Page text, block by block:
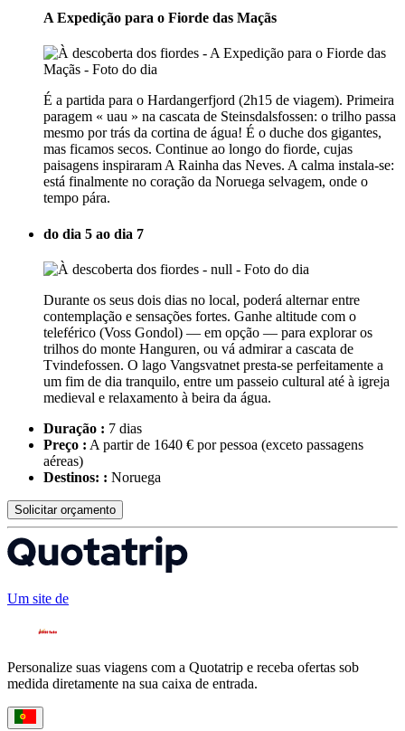
A Expedição para o Fiorde das Maçãs
É a partida para o Hardangerfjord (2h15 de viagem). Primeira
paragem « uau » na cascata de Steinsdalsfossen: o trilho passa
mesmo por trás da cortina de água! É o duche dos gigantes,
mas ficamos secos. Continue ao longo do fiorde, cujas
paisagens inspiraram A Rainha das Neves. A calma instala-se:
está finalmente no coração da Noruega selvagem, onde o
tempo pára.
do dia 5 ao dia 7
Durante os seus dois dias no local, poderá alternar entre
contemplação e sensações fortes. Ganhe altitude com o
teleférico (Voss Gondol) — em opção — para explorar os
trilhos do monte Hanguren, ou vá admirar a cascata de
Tvindefossen. O lago Vangsvatnet presta-se perfeitamente a
um fim de dia tranquilo, entre um passeio cultural até à igreja
medieval e relaxamento à beira da água.
Duração : 7 dias
Preço : A partir de 1640 € por pessoa (exceto passagens
aéreas)
Destinos: : Noruega
Solicitar orçamento
Um site de
Personalize suas viagens com a Quotatrip e receba ofertas sob
medida diretamente na sua caixa de entrada.